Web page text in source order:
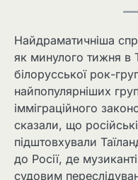
Найдраматичніша
як минулого тижня в
білорусської рок-
найпопулярніших
імміграційного
сказали, що
підштовхували
до Росії, де
судовим